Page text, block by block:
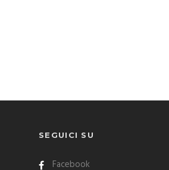
SEGUICI SU
Facebook